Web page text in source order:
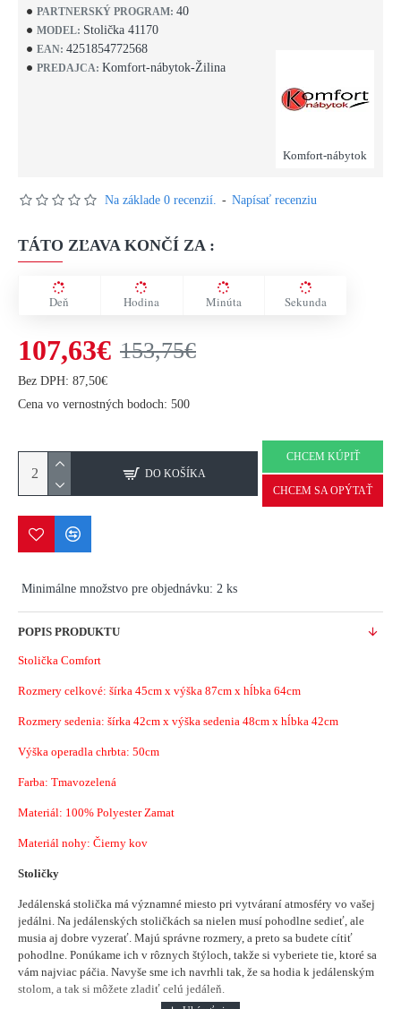
PARTNERSKÝ PROGRAM: 40
MODEL: Stolička 41170
EAN: 4251854772568
PREDAJCA: Komfort-nábytok-Žilina
Komfort-nábytok
Na základe 0 recenzií. - Napísať recenziu
TÁTO ZĽAVA KONČÍ ZA :
Deň Hodina Minúta Sekunda
107,63€ 153,75€
Bez DPH: 87,50€
Cena vo vernostných bodoch: 500
DO KOŠÍKA
CHCEM KÚPIŤ
CHCEM SA OPÝTAŤ
Minimálne množstvo pre objednávku: 2 ks
POPIS PRODUKTU
Stolička Comfort
Rozmery celkové: šírka 45cm x výška 87cm x hĺbka 64cm
Rozmery sedenia: šírka 42cm x výška sedenia 48cm x hĺbka 42cm
Výška operadla chrbta: 50cm
Farba: Tmavozelená
Materiál: 100% Polyester Zamat
Materiál nohy: Čierny kov
Stoličky
Jedálenská stolička má významné miesto pri vytváraní atmosféry vo vašej
jedálni. Na jedálenských stoličkách sa nielen musí pohodlne sedieť, ale
musia aj dobre vyzerať. Majú správne rozmery, a preto sa budete cítiť
pohodlne. Ponúkame ich v rôznych štýloch, takže si vyberiete tie, ktoré sa
vám najviac páčia. Navyše sme ich navrhli tak, že sa hodia k jedálenským
stolom, a tak si môžete zladiť celú jedáleň.